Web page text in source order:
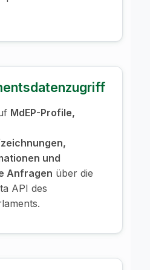
MdEP-Profile,
und
Anfragen über die
API des